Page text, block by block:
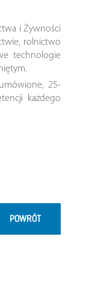
i Żywności
rolnictwo
technologie
25-
każdego
POWRÓT